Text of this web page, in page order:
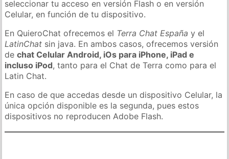
seleccionar tu acceso en versión Flash o en versión
Celular, en función de tu dispositivo.
En QuieroChat ofrecemos el Terra Chat España y el
LatinChat sin java. En ambos casos, ofrecemos versión
dechat Celular Android, iOs para iPhone, iPad e
incluso iPod, tanto para el Chat de Terra como para el
Latin Chat.
En caso de que accedas desde un dispositivo Celular, la
única opción disponible es la segunda, pues estos
dispositivos no reproducen Adobe Flash.